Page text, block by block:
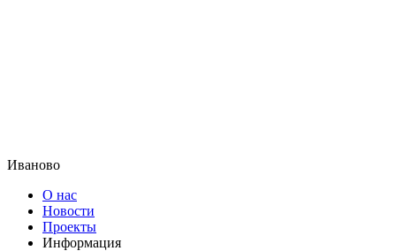
Иваново
О нас
Новости
Проекты
Информация